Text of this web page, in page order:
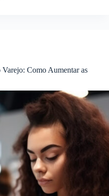
Como Aumentar as